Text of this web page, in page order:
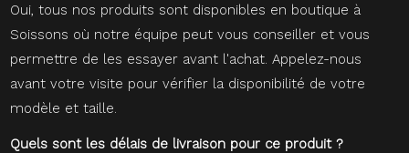
Oui, tous nos produits sont disponibles en boutique à
Soissons où notre équipe peut vous conseiller et vous
permettre de les essayer avant l'achat. Appelez-nous
avant votre visite pour vérifier la disponibilité de votre
modèle et taille.
Quels sont les délais de livraison pour ce produit ?